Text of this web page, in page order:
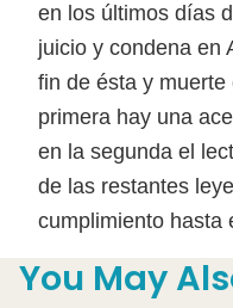
en los últimos días
juicio y condena en
fin de ésta y
primera hay una
en la segunda el
de las restantes
cumplimiento hasta
You May